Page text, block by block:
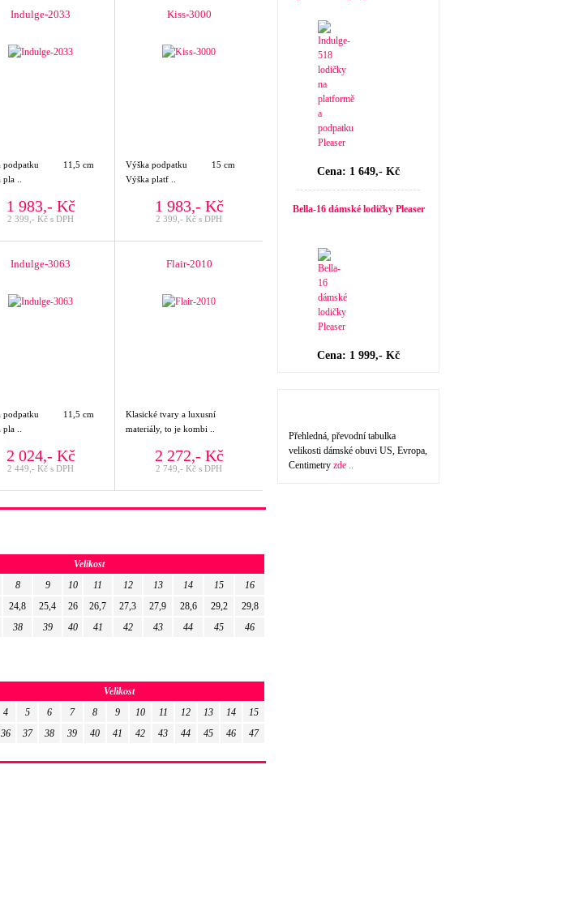
Indulge-2033
podpatku 11,5 cm
..
1 983,- Kč
2 399,- Kč s DPH
Kiss-3000
Výška podpatku 15 cm
Výška platf ..
1 983,- Kč
2 399,- Kč s DPH
Indulge-3063
podpatku 11,5 cm
..
2 024,- Kč
2 449,- Kč s DPH
Flair-2010
Klasické tvary a luxusní
materiály, to je kombi ..
2 272,- Kč
2 749,- Kč s DPH
Velikost
8 9 10 11 12 13 14 15
16
24,8 25,4 26 26,7 27,3 27,9 28,6 29,2
29,8
38 39 40 41 42 43 44 45 46
Velikost
4 5 6 7 8 9 10 11 12 13 14
15
36 37 38 39 40 41 42 43 44 45 46 47
Cena: 1 649,- Kč
Bella-16 dámské lodičky Pleaser
Cena: 1 999,- Kč
Přehledná, převodní tabulka
velikosti dámské obuvi US, Evropa,
Centimetry zde ..